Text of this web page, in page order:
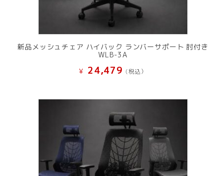
新品メッシュチェア ハイバック ランバーサポート 肘付き
WLB-3A
¥ 24,479 (税込）